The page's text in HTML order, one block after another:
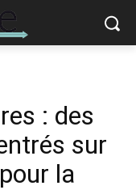
: des
sur
la